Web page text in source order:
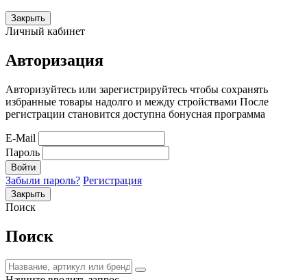
Закрыть
Личный кабинет
Авторизация
Авторизуйтесь или зарегистрируйтесь чтобы сохранять
избранные товары надолго и между стройствами После
регистрации становится доступна бонусная программа
E-Mail
Пароль
Войти
Забыли пароль? Регистрация
Закрыть
Поиск
Поиск